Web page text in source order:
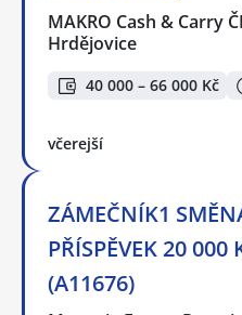
MAKRO Cash & Carry
Hrdějovice
40 000 – 66 000 Kč
včerejší
ZÁMEČNÍK1
PŘÍSPĚVEK 20 000
(A11676)